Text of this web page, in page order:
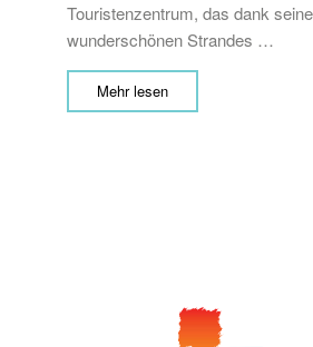
Touristenzentrum, das dank
wunderschönen Strandes …
Mehr lesen